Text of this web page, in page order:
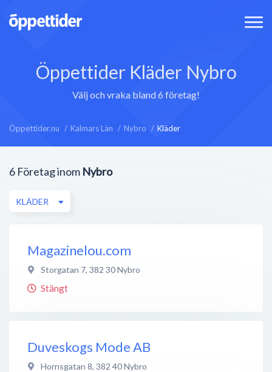
Öppettider Kläder Nybro
Välj och vraka bland 6 företag!
Öppettider.nu Kalmars Län Nybro Kläder
6 Företag inom Nybro
KLÄDER
Magazinelou.com
Storgatan 7, 382 30Nybro
Stängt
Duveskogs Mode AB
Hornsgatan 8, 382 40Nybro